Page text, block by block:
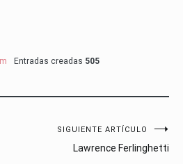
Entradas creadas 505
SIGUIENTE ARTÍCULO
Lawrence Ferlinghetti